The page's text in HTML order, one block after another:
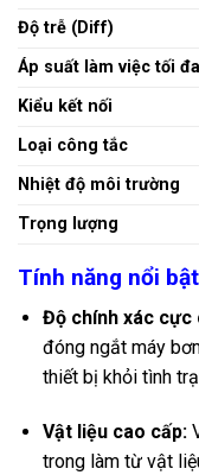
Độ trễ (Diff)
Áp suất làm việc tối đa
Kiểu kết nối
Loại công tắc
Nhiệt độ môi trường
Trọng lượng
Tính năng nổi
Độ chính xác cực
đóng ngắt máy
thiết bị khỏi tình
Vật liệu cao cấp:
trong làm từ vật